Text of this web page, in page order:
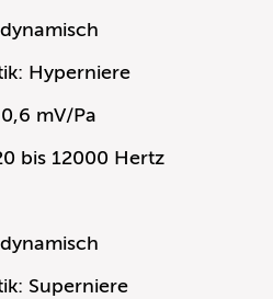
Hyperniere
mV/Pa
bis 12000 Hertz
Superniere